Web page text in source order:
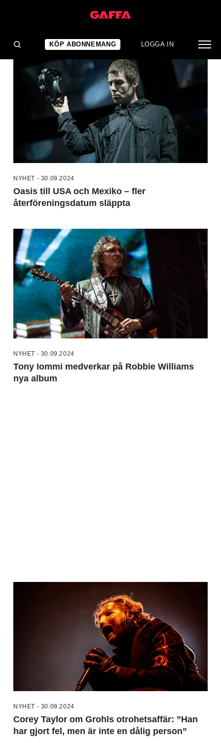
KÖP ABONNEMANG LOGGA IN
NYHET - 30.09.2024
Oasis till USA och Mexiko – fler
återföreningsdatum släppta
NYHET - 30.09.2024
Tony Iommi medverkar på Robbie Williams
nya album
NYHET - 30.09.2024
Corey Taylor om Grohls otrohetsaffär: ”Han
har gjort fel, men är inte en dålig person”